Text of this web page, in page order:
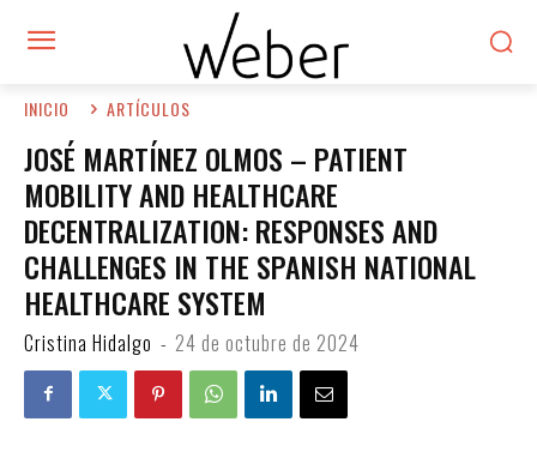
INICIO ARTÍCULOS
JOSÉ MARTÍNEZ OLMOS – PATIENT
MOBILITY AND HEALTHCARE
DECENTRALIZATION: RESPONSES AND
CHALLENGES IN THE SPANISH NATIONAL
HEALTHCARE SYSTEM
Cristina Hidalgo - 24 de octubre de 2024